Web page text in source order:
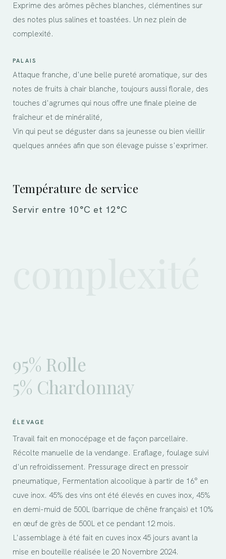
95% Rolle
5% Chardonnay
ÉLEVAGE
Travail fait en monocépage et de façon parcellaire.
Récolte manuelle de la vendange. Eraflage, foulage suivi
d'un refroidissement. Pressurage direct en pressoir
pneumatique, Fermentation alcoolique à partir de 16° en
cuve inox. 45% des vins ont été élevés en cuves inox, 45%
en demi-muid de 500L (barrique de chêne français) et 10%
en œuf de grès de 500L et ce pendant 12 mois.
L'assemblage à été fait en cuves inox 45 jours avant la
mise en bouteille réalisée le 20 Novembre 2024.
Exprime des arômes pêches blanches, clémentines sur
des notes plus salines et toastées. Un nez plein de
complexité.
PALAIS
Attaque franche, d'une belle pureté aromatique, sur des
notes de fruits à chair blanche, toujours aussi florale, des
touches d'agrumes qui nous offre une finale pleine de
fraîcheur et de minéralité,
Vin qui peut se déguster dans sa jeunesse ou bien vieillir
quelques années afin que son élevage puisse s'exprimer.
Température de service
Servir entre 10°C et 12°C